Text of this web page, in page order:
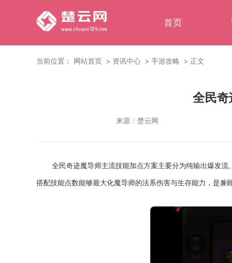
首页
当前位置： 网站首页 资讯中心 手游攻略 正文
全民
来源： 楚云网
全民奇迹魔导师主流技能加点方案主要分为纯输出爆发
搭配技能点数能够最大化魔导师的法系伤害与生存能力，是兼